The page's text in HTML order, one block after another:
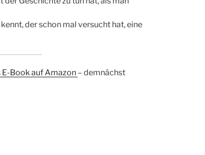
der schon mal versucht hat, eine
E-Book auf Amazon – demnächst